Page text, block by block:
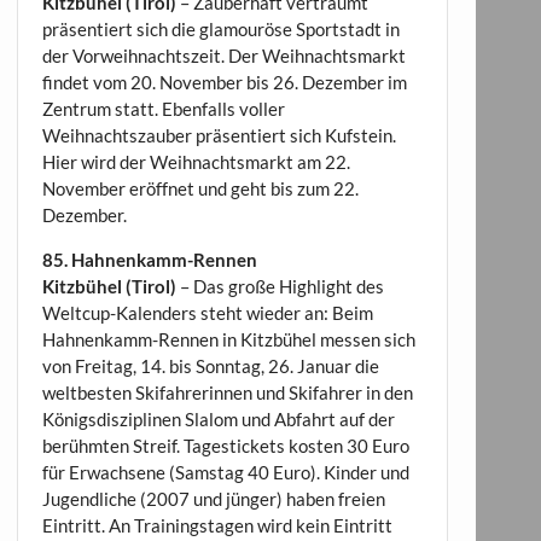
präsentiert sich die glamouröse Sportstadt in
der Vorweihnachtszeit. Der Weihnachtsmarkt
findet vom 20. November bis 26. Dezember im
Zentrum statt. Ebenfalls voller
Weihnachtszauber präsentiert sich Kufstein.
Hier wird der Weihnachtsmarkt am 22.
November eröffnet und geht bis zum 22.
Dezember.
85. Hahnenkamm-Rennen
Kitzbühel (Tirol) – Das große Highlight des
Weltcup-Kalenders steht wieder an: Beim
Hahnenkamm-Rennen in Kitzbühel messen sich
von Freitag, 14. bis Sonntag, 26. Januar die
weltbesten Skifahrerinnen und Skifahrer in den
Königsdisziplinen Slalom und Abfahrt auf der
berühmten Streif. Tagestickets kosten 30 Euro
für Erwachsene (Samstag 40 Euro). Kinder und
Jugendliche (2007 und jünger) haben freien
Eintritt. An Trainingstagen wird kein Eintritt